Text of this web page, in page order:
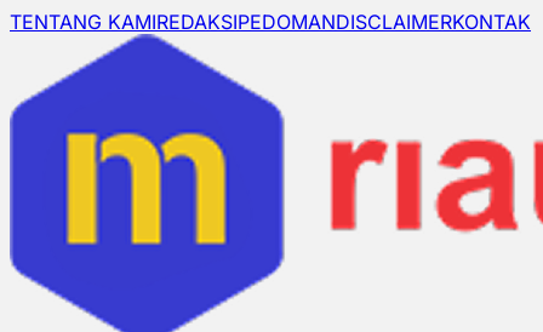
TENTANG KAMIREDAKSIPEDOMANDISCLAIMERKONTAK